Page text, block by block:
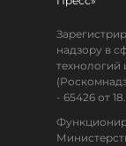
надзору в
технологий
- 65426 от